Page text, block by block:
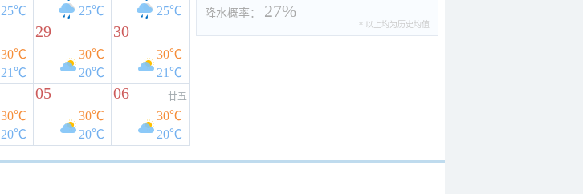
25℃
25℃
25℃
30℃
21℃
29
30℃
20℃
30
30℃
21℃
30℃
20℃
05
30℃
20℃
06 廿五
30℃
20℃
降水概率： 27%
* 以上均为历史均值